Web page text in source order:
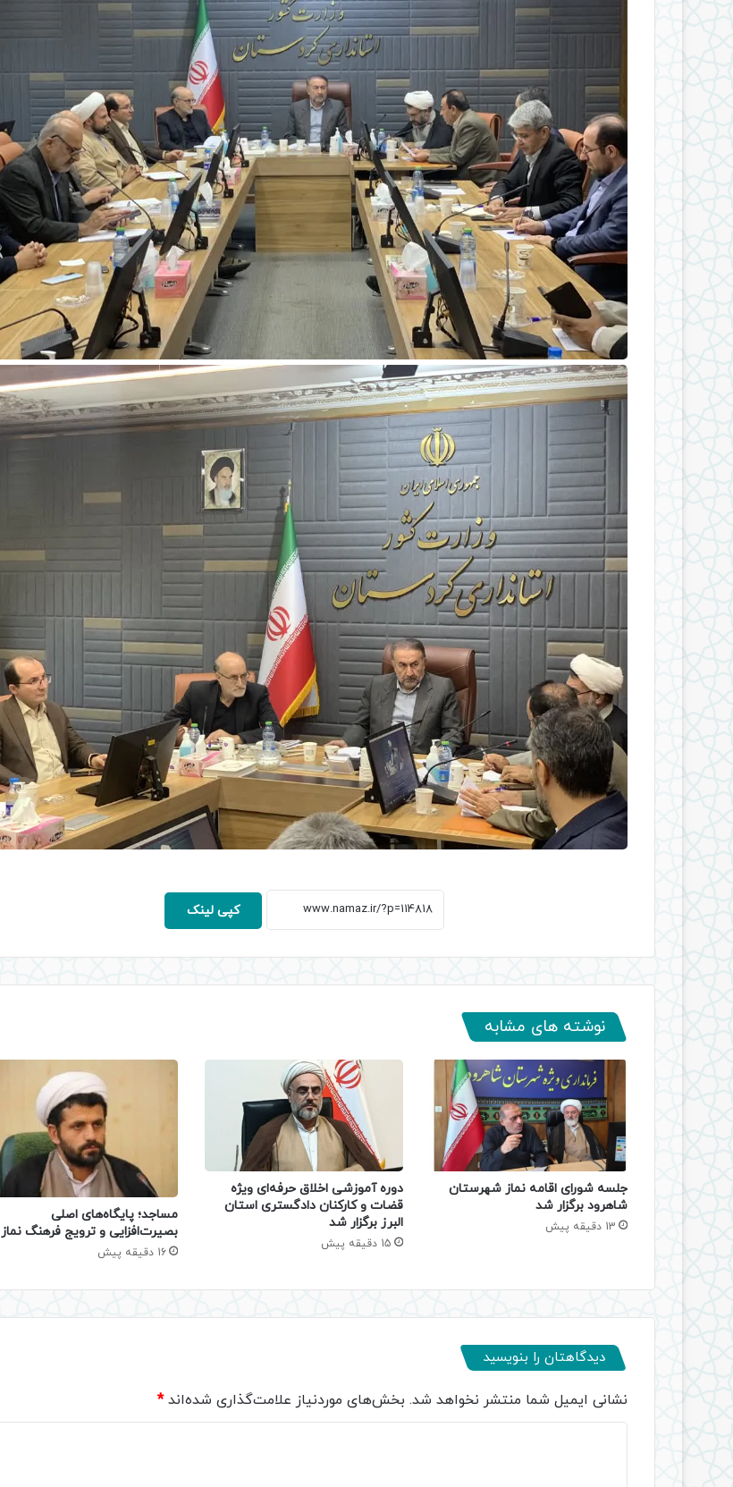
کپی لینک
نوشته های مشابه
جلسه شورای اقامه نماز شهرستان
شاهرود برگزار شد
13 دقیقه پیش
دوره آموزشی اخلاق حرفه‌ای ویژه
قضات و کارکنان دادگستری استان
البرز برگزار شد
15 دقیقه پیش
​مساجد؛ پایگاه‌های اصلی
بصیرت‌افزایی و ترویج فرهنگ نماز
16 دقیقه پیش
دیدگاهتان را بنویسید
نشانی ایمیل شما منتشر نخواهد شد. بخش‌های موردنیاز علامت‌گذاری شده‌اند*